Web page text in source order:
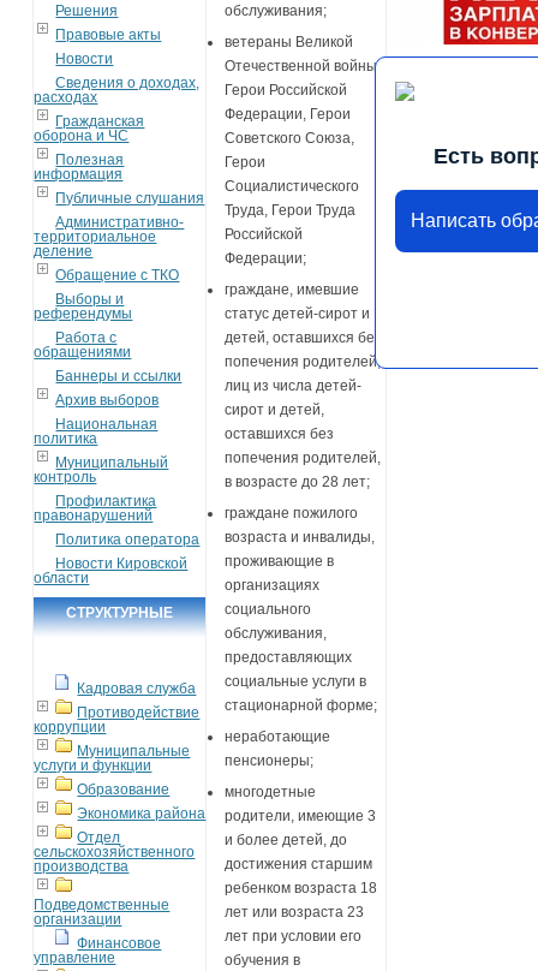
Решения
Правовые акты
Новости
Сведения о доходах,
расходах
Гражданская
оборона и ЧС
Полезная
информация
Публичные слушания
Административно-
территориальное
деление
Обращение с ТКО
Выборы и
референдумы
Работа с
обращениями
Баннеры и ссылки
Архив выборов
Национальная
политика
Муниципальный
контроль
Профилактика
правонарушений
Политика оператора
Новости Кировской
области
СТРУКТУРНЫЕ
Кадровая служба
Противодействие
коррупции
Муниципальные
услуги и функции
Образование
Экономика района
Отдел
сельскохозяйственного
производства
Подведомственные
организации
Финансовое
управление
обслуживания;
ветераны Великой
Отечественной войны,
Герои Российской
Федерации, Герои
Советского Союза,
Герои
Социалистического
Труда, Герои Труда
Российской
Федерации;
граждане, имевшие
статус детей-сирот и
детей, оставшихся без
попечения родителей,
лиц из числа детей-
сирот и детей,
оставшихся без
попечения родителей,
в возрасте до 28 лет;
граждане пожилого
возраста и инвалиды,
проживающие в
организациях
социального
обслуживания,
предоставляющих
социальные услуги в
стационарной форме;
неработающие
пенсионеры;
многодетные
родители, имеющие 3
и более детей, до
достижения старшим
ребенком возраста 18
лет или возраста 23
лет при условии его
обучения в
Есть
Написать